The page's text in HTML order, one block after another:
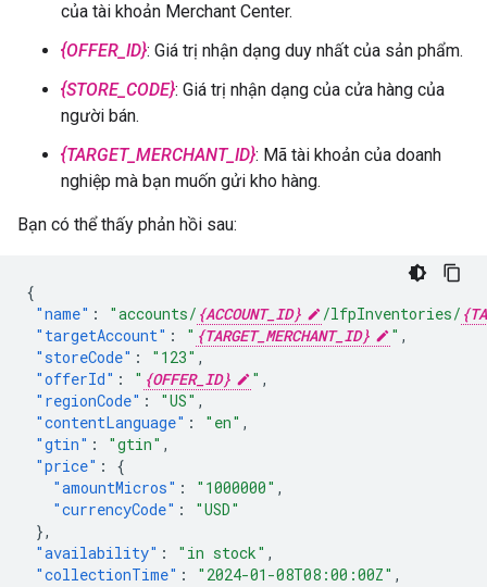
của tài khoản Merchant Center.
{OFFER_ID}: Giá trị nhận dạng duy nhất của sản phẩm.
{STORE_CODE}: Giá trị nhận dạng của cửa hàng của
người bán.
{TARGET_MERCHANT_ID}: Mã tài khoản của doanh
nghiệp mà bạn muốn gửi kho hàng.
Bạn có thể thấy phản hồi sau:
{
"name" : "accounts/ {ACCOUNT_ID} /lfpInventories/
"targetAccount" : " {TARGET_MERCHANT_ID} " ,
"storeCode" : "123" ,
"offerId" : " {OFFER_ID} " ,
"regionCode" : "US" ,
"contentLanguage" : "en" ,
"gtin" : "gtin" ,
"price" :
{
"amountMicros" : "1000000" ,
"currencyCode" :
"USD"
},
"availability" : "in stock" ,
"collectionTime" : "2024-01-08T08:00:00Z" ,